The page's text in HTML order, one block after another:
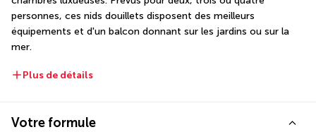
personnes, ces nids douillets disposent des meilleurs
équipements et d'un balcon donnant sur les jardins ou sur la
mer.
Plus de détails
Votre formule